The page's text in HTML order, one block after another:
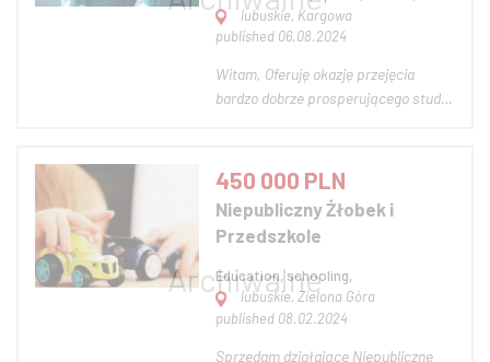
lubuskie, Kargowa
published 06.08.2024
Witam, Oferuję okazję przejęcia
bardzo dobrze prosperującego studia
móc również zrobić tu siłownię.
Studio prosperuje bardzo dobrze
pomimo nie wydania na marketing
żadnej złotów...
450 000 PLN
Niepubliczny Żłobek i
Przedszkole
Education, schooling,
lubuskie, Zielona Góra
published 08.02.2024
Sprzedam działające Niepubliczne